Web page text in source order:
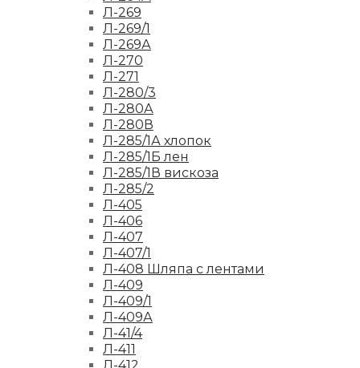
Л-269
Л-269/1
Л-269А
Л-270
Л-271
Л-280/3
Л-280А
Л-280В
Л-285/1А хлопок
Л-285/1Б лен
Л-285/1В вискоза
Л-285/2
Л-405
Л-406
Л-407
Л-407/1
Л-408 Шляпа с лентами
Л-409
Л-409/1
Л-409А
Л-41/4
Л-411